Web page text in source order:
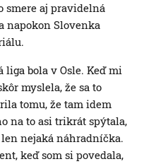
smere aj pravidelná
napokon Slovenka
liga bola v Osle. Keď mi
myslela, že sa to
tomu, že tam idem
na to asi trikrát spýtala,
nejaká náhradníčka.
keď som si povedala,